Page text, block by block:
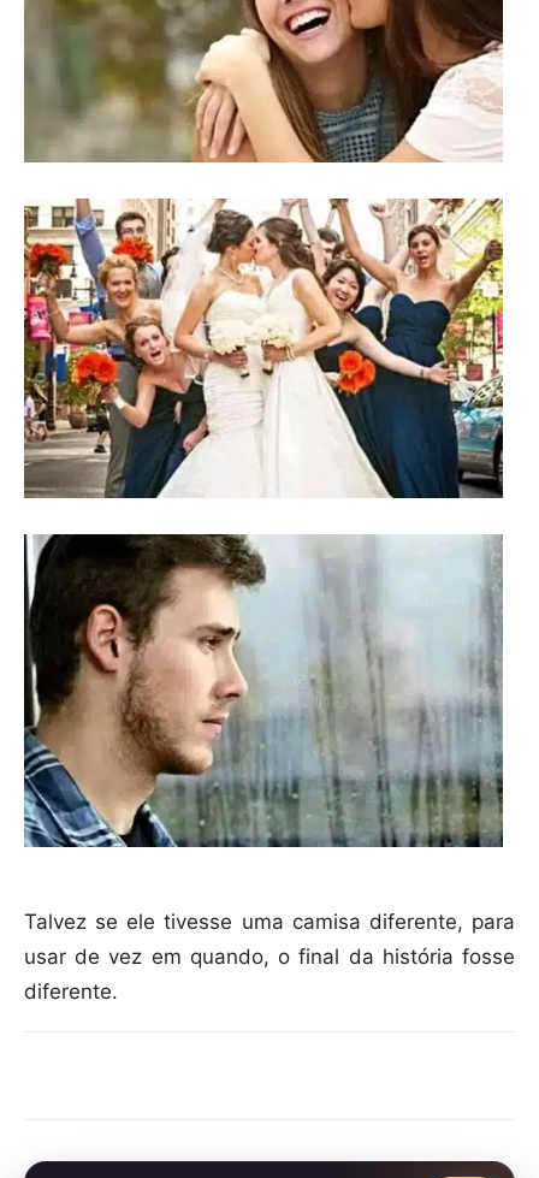
Talvez se ele tivesse uma camisa diferente, para
usar de vez em quando, o final da história fosse
diferente.